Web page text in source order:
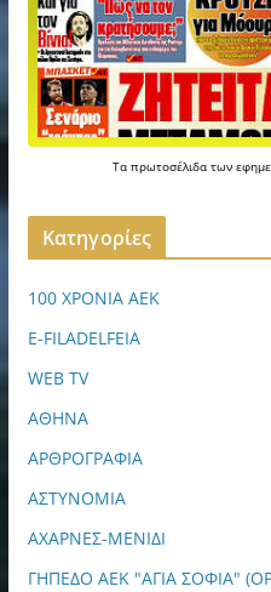
Ταπρωτοσέλιδατων
Kατηγορίες
100 ΧΡΟΝΙΑ ΑΕΚ
E-FILADELFEIA
WEB TV
ΑΘΗΝΑ
ΑΡΘΡΟΓΡΑΦΙΑ
ΑΣΤΥΝΟΜΙΑ
ΑΧΑΡΝΕΣ-ΜΕΝΙΔΙ
ΓΗΠΕΔΟ ΑΕΚ "ΑΓΙΑ ΣΟΦΙΑ"